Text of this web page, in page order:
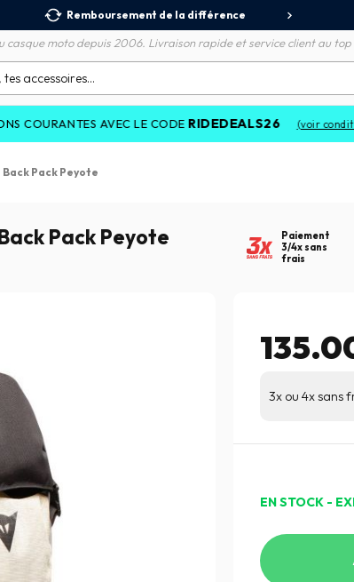
Remboursement de la différence
casque moto depuis 2006. Livraison rapide et service client au top
AVEC LE CODERIDEDEALS26 (voir conditions)
Pack Peyote
Pack Peyote
Paiement
3/4x sans
frais
3x ou 4x sans
EN STOCK -